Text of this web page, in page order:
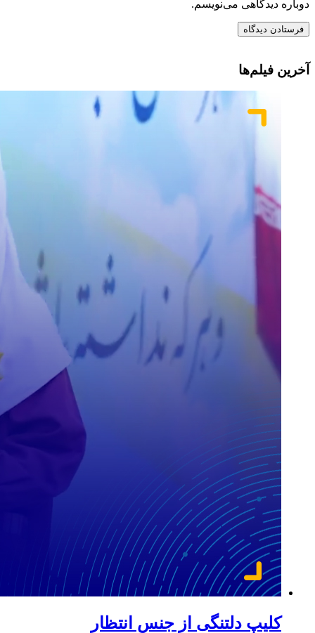
دوباره دیدگاهی می‌نویسم.
آخرین فیلم‌ها
کلیپ دلتنگی از جنس انتظار